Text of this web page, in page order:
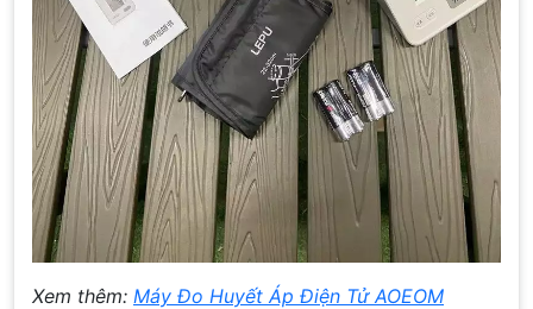
Xem thêm: Máy Đo Huyết Áp Điện Tử AOEOM